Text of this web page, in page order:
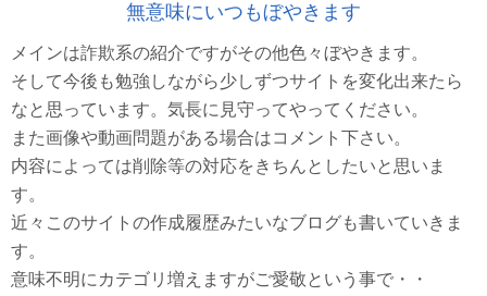
無意味にいつもぼやきます
メインは詐欺系の紹介ですがその他色々ぼやきます。
そして今後も勉強しながら少しずつサイトを変化出来たら
なと思っています。気長に見守ってやってください。
また画像や動画問題がある場合はコメント下さい。
内容によっては削除等の対応をきちんとしたいと思いま
す。
近々このサイトの作成履歴みたいなブログも書いていきま
す。
意味不明にカテゴリ増えますがご愛敬という事で・・